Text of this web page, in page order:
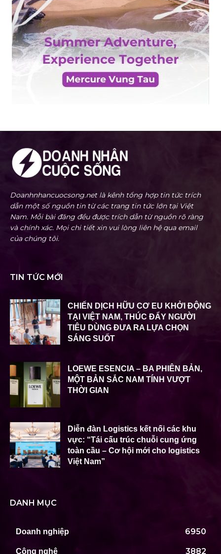
Doanhnhancuocsong.net là kênh tổng hợp tin tức trích
dẫn một số nguồn tin từ các trang tin tức lớn tại Việt
Nam. Mỗi bài đăng đều được trích dẫn từ nguồn rõ ràng
và chính xác. Mọi chi tiết xin vui lòng liên hệ qua email
của chúng tôi.
TIN TỨC MỚI
CHIẾN DỊCH HỮU CƠ EU KHỞI ĐỘNG
TẠI VIỆT NAM, THÚC ĐẨY NGƯỜI
TIÊU DÙNG ĐƯA RA LỰA CHỌN
SÁNG SUỐT
LOEWE ESENCIA – BA PHIÊN BẢN,
MỘT BẢN SẮC NAM TÍNH VƯỢT
THỜI GIAN
Diễn đàn Logistics kết nối các khu
vực: “Tái cấu trúc chuỗi cung ứng
toàn cầu – Cơ hội mới cho logistics
Việt Nam”
DANH MỤC
Doanh nghiệp 6950
Công nghệ 3882